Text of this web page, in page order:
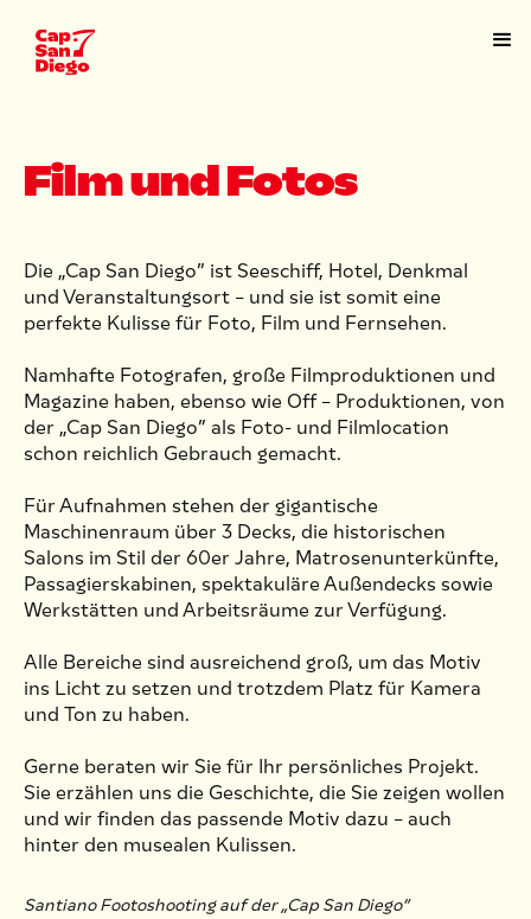
Film und Fotos
Die „Cap San Diego” ist Seeschiff, Hotel, Denkmal
und Veranstaltungsort – und sie ist somit eine
perfekte Kulisse für Foto, Film und Fernsehen.
Namhafte Fotografen, große Filmproduktionen und
Magazine haben, ebenso wie Off – Produktionen, von
der „Cap San Diego” als Foto- und Filmlocation
schon reichlich Gebrauch gemacht.
Für Aufnahmen stehen der gigantische
Maschinenraum über 3 Decks, die historischen
Salons im Stil der 60er Jahre, Matrosenunterkünfte,
Passagierskabinen, spektakuläre Außendecks sowie
Werkstätten und Arbeitsräume zur Verfügung.
Alle Bereiche sind ausreichend groß, um das Motiv
ins Licht zu setzen und trotzdem Platz für Kamera
und Ton zu haben.
Gerne beraten wir Sie für Ihr persönliches Projekt.
Sie erzählen uns die Geschichte, die Sie zeigen wollen
und wir finden das passende Motiv dazu – auch
hinter den musealen Kulissen.
Santiano Footoshooting auf der „Cap San Diego”